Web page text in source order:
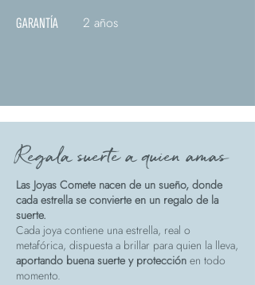
GARANTÍA 2 años
Regala suerte a quien amas
Las Joyas Comete nacen de un sueño, donde
cada estrella se convierte en un regalo de la
suerte.
Cada joya contiene una estrella, real o
metafórica, dispuesta a brillar para quien la lleva,
aportando buena suerte y protección en todo
momento.